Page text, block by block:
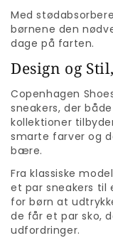
Med
børnene den
dage på farten.
Design og
Copenhagen
sneakers, der
kollektioner
smarte farver og
bære.
Fra klassiske
et par sneakers til
for børn at
de får et par sko,
udfordringer.